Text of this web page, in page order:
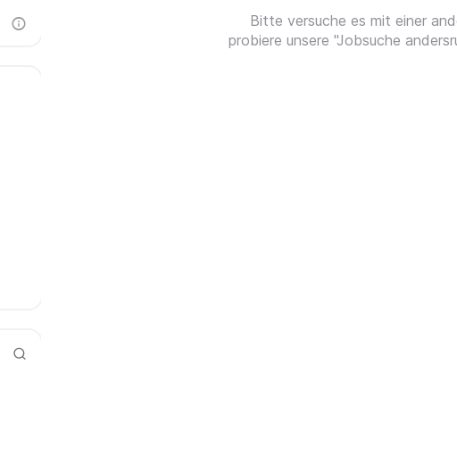
Bitte versuche es mit einer
probiere unsere "Jobsuche